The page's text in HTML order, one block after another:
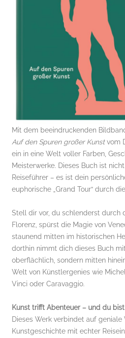
Mit dem beeindruckenden
Auf den Spuren großer Kunstvom
ein in eine Welt voller Farben,
Meisterwerke. Dieses Buch ist
Reiseführer – es ist dein
euphorische „Grand Tour“ durch
Stell dir vor, du schlenderst durch
Florenz, spürst die Magie von
staunend mitten im historischen
dorthin nimmt dich dieses Buch
oberflächlich, sondern mitten
Welt von Künstlergenies wie
Vinci oder Caravaggio.
Kunst trifft Abenteuer – und du
Dieses Werk verbindet auf geniale
Kunstgeschichte mit echter